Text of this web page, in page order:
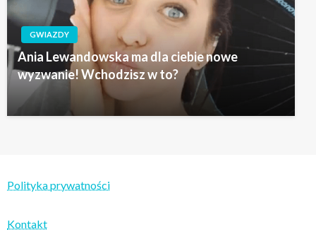
GWIAZDY
Ania Lewandowska ma dla ciebie nowe
wyzwanie! Wchodzisz w to?
Polityka prywatności
Kontakt